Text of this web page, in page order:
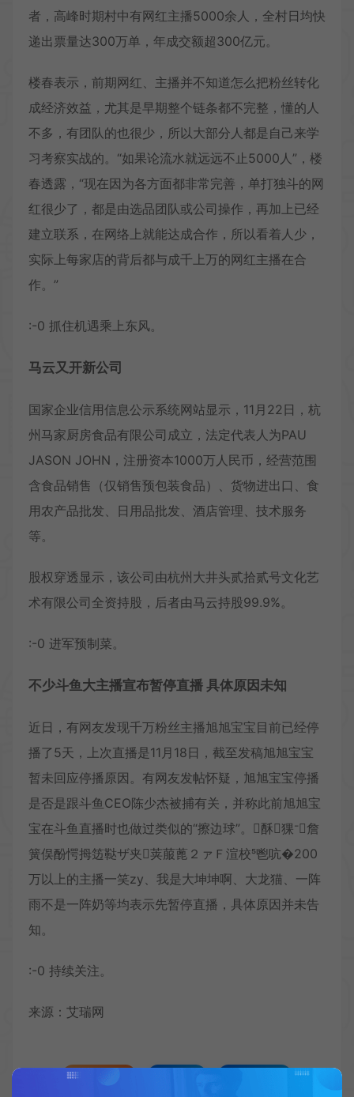
者，高峰时期村中有网红主播5000余人，全村日均快
递出票量达300万单，年成交额超300亿元。
楼春表示，前期网红、主播并不知道怎么把粉丝转化
成经济效益，尤其是早期整个链条都不完整，懂的人
不多，有团队的也很少，所以大部分人都是自己来学
习考察实战的。“如果论流水就远远不止5000人”，楼
春透露，“现在因为各方面都非常完善，单打独斗的网
红很少了，都是由选品团队或公司操作，再加上已经
建立联系，在网络上就能达成合作，所以看着人少，
实际上每家店的背后都与成千上万的网红主播在合
作。”
:-0 抓住机遇乘上东风。
马云又开新公司
国家企业信用信息公示系统网站显示，11月22日，杭
州马家厨房食品有限公司成立，法定代表人为PAU
JASON JOHN，注册资本1000万人民币，经营范围
含食品销售（仅销售预包装食品）、货物进出口、食
用农产品批发、日用品批发、酒店管理、技术服务
等。
股权穿透显示，该公司由杭州大井头贰拾贰号文化艺
术有限公司全资持股，后者由马云持股99.9%。
:-0 进军预制菜。
不少斗鱼大主播宣布暂停直播 具体原因未知
近日，有网友发现千万粉丝主播旭旭宝宝目前已经停
播了5天，上次直播是11月18日，截至发稿旭旭宝宝
暂未回应停播原因。有网友发帖怀疑，旭旭宝宝停播
是否是跟斗鱼CEO陈少杰被捕有关，并称此前旭旭宝
宝在斗鱼直播时也做过类似的“擦边球”。酥猓詹
簧俣酚愕拇笾鞑ザ夹荚菔蓖２ァＦ渲校鬯吭�200
万以上的主播一笑zy、我是大坤坤啊、大龙猫、一阵
雨不是一阵奶等均表示先暂停直播，具体原因并未告
知。
:-0 持续关注。
来源：艾瑞网